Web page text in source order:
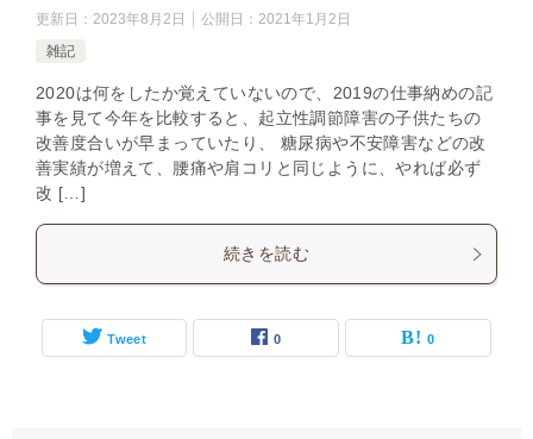
更新日： 2023年8月2日 公開日： 2021年1月2日
雑記
2020は何をしたか覚えていないので、2019の仕事納めの記
事を見て今年を比較すると、起立性調節障害の子供たちの
改善度合いが早まっていたり、 糖尿病や不安障害などの改
善実績が増えて、腰痛や肩コリと同じように、やれば必ず
改 […]
続きを読む
Tweet 0 0